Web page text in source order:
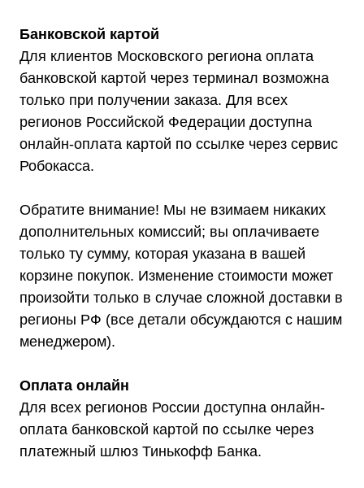
Банковской картой
Для клиентов Московского региона оплата
банковской картой через терминал возможна
только при получении заказа. Для всех
регионов Российской Федерации доступна
онлайн-оплата картой по ссылке через сервис
Робокасса.
Обратите внимание! Мы не взимаем никаких
дополнительных комиссий; вы оплачиваете
только ту сумму, которая указана в вашей
корзине покупок. Изменение стоимости может
произойти только в случае сложной доставки в
регионы РФ (все детали обсуждаются с нашим
менеджером).
Оплата онлайн
Для всех регионов России доступна онлайн-
оплата банковской картой по ссылке через
платежный шлюз Тинькофф Банка.